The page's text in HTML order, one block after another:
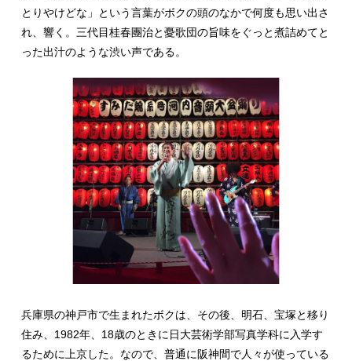
とりやけどな」という言葉がボクの頭のなかで何度も思い出さ
れ、響く。三代目桂春團治と憂歌団の旨味をぐっと煮詰めてと
った出汁のような渋い声である。
兵庫県の神戸市で生まれたボクは、その後、明石、宝塚と移り
住み、1982年、18歳のときに日大芸術学部写真学科に入学す
るために上京した。なので、普通に阪神間で人々が使っている